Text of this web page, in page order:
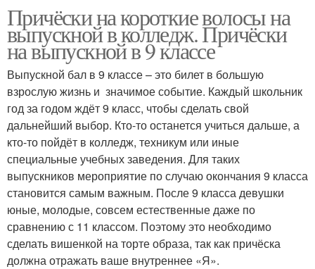
Причёски на короткие волосы на
выпускной в колледж. Причёски
на выпускной в 9 классе
Выпускной бал в 9 классе – это билет в большую
взрослую жизнь и значимое событие. Каждый школьник
год за годом ждёт 9 класс, чтобы сделать свой
дальнейший выбор. Кто-то останется учиться дальше, а
кто-то пойдёт в колледж, техникум или иные
специальные учебных заведения. Для таких
выпускников мероприятие по случаю окончания 9 класса
становится самым важным. После 9 класса девушки
юные, молодые, совсем естественные даже по
сравнению с 11 классом. Поэтому это необходимо
сделать вишенкой на торте образа, так как причёска
должна отражать ваше внутреннее «Я».